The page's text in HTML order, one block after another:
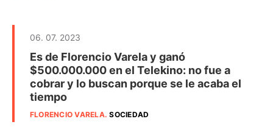
06. 07. 2023
Es de Florencio Varela y ganó
$500.000.000 en el Telekino: no fue a
cobrar y lo buscan porque se le acaba el
tiempo
FLORENCIO VARELA.SOCIEDAD